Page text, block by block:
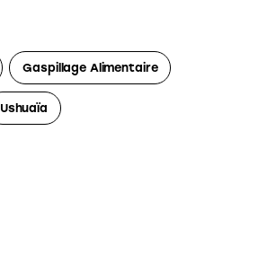
Gaspillage Alimentaire
Ushuaïa